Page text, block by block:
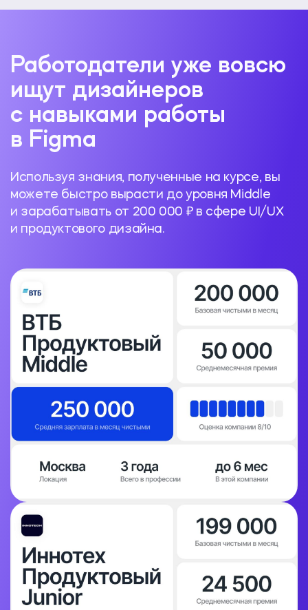
Работодатели уже вовсю
ищут дизайнеров
с навыками работы
в Figma
Используя знания, полученные на курсе, вы
можете быстро вырасти до уровня Middle
и зарабатывать от 200 000 ₽ в сфере UI/UX
и продуктового дизайна.